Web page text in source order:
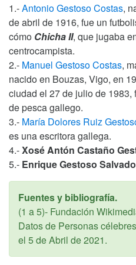
1.-Antonio Gestoso Costas,
de abril de 1916, fue un
cómo Chicha II, que jugaba
centrocampista.
2.- Manuel Gestoso Costas,
nacido en Bouzas, Vigo, en
ciudad el 27 de julio de 1983,
de pesca gallego.
3.- María Dolores Ruiz
es una escritora gallega.
4.-Xosé Antón Castaño
5.- Enrique Gestoso Salvado
Fuentes y bibliografía.
(1 a 5)- Fundación
Datos de Personas
el 5 de Abril de 2021.